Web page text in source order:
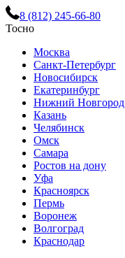
8 (812) 245-66-80
Тосно
Москва
Санкт-Петербург
Новосибирск
Екатеринбург
Нижний Новгород
Казань
Челябинск
Омск
Самара
Ростов на дону
Уфа
Красноярск
Пермь
Воронеж
Волгоград
Краснодар